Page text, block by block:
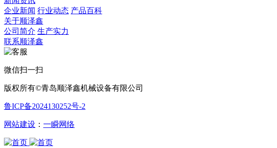
企业新闻 行业动态 产品百科
关于顺泽鑫
公司简介 生产实力
联系顺泽鑫
微信扫一扫
版权所有©青岛顺泽鑫机械设备有限公司
鲁ICP备2024130252号-2
网站建设 ： 一瞬网络